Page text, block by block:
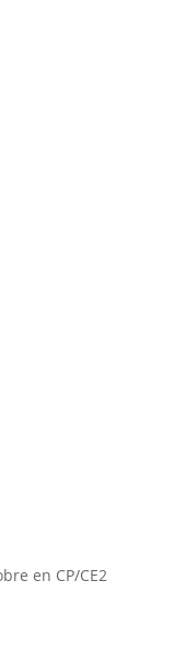
en CP/CE2